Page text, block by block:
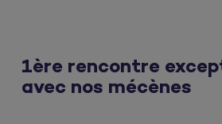
1ère rencontre
avec nos mécènes